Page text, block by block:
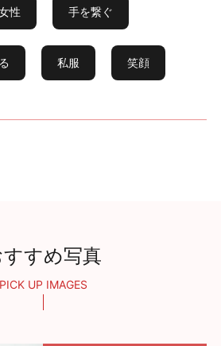
性 手を繋ぐ
私服 笑顔
すすめ写真
PICK UP IMAGES